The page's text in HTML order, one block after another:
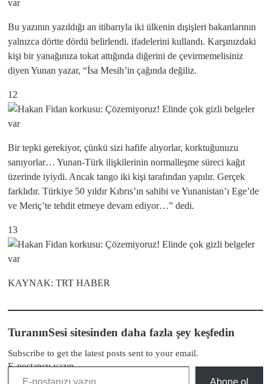
Bu yazının yazıldığı an itibarıyla iki ülkenin dışişleri bakanlarının
yalnızca dörtte dördü belirlendi. ifadelerini kullandı. Karşınızdaki
kişi bir yanağınıza tokat attığında diğerini de çevirmemelisiniz
diyen Yunan yazar, “İsa Mesih’in çağında değiliz.
12
Bir tepki gerekiyor, çünkü sizi hafife alıyorlar, korktuğunuzu
sanıyorlar… Yunan-Türk ilişkilerinin normalleşme süreci kağıt
üzerinde iyiydi. Ancak tango iki kişi tarafından yapılır. Gerçek
farklıdır. Türkiye 50 yıldır Kıbrıs’ın sahibi ve Yunanistan’ı Ege’de
ve Meriç’te tehdit etmeye devam ediyor…” dedi.
13
KAYNAK: TRT HABER
TuranınSesi sitesinden daha fazla şey keşfedin
Subscribe to get the latest posts sent to your email.
E-postanızı yazın…
Abone ol